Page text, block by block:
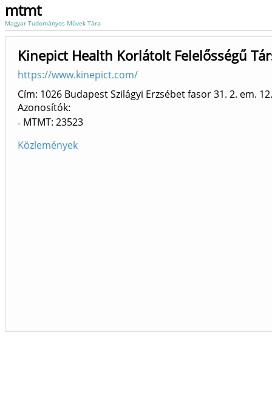
mtmt
Magyar Tudományos Művek Tára
Kinepict Health Korlátolt Felelősségű
https://www.kinepict.com/
Cím: 1026 Budapest Szilágyi Erzsébet fasor 31. 2. em. 12.
Azonosítók
MTMT: 23523
Közlemények